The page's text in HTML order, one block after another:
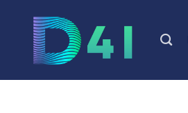
content